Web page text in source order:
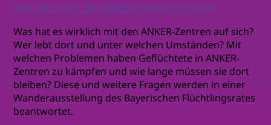
Was hat es mit den ANKER-Zentren auf sich?
Was hat es wirklich mit den ANKER-Zentren auf sich?
Wer lebt dort und unter welchen Umständen? Mit
welchen Problemen haben Geflüchtete in ANKER-
Zentren zu kämpfen und wie lange müssen sie dort
bleiben? Diese und weitere Fragen werden in einer
Wanderausstellung des Bayerischen Flüchtlingsrates
beantwortet.